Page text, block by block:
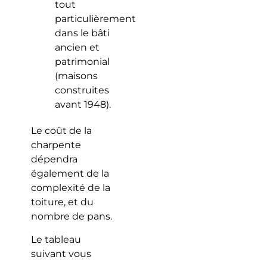
tout
particulièrement
dans le bâti
ancien et
patrimonial
(maisons
construites
avant 1948).
Le coût de la
charpente
dépendra
également de la
complexité de la
toiture, et du
nombre de pans.
Le tableau
suivant vous